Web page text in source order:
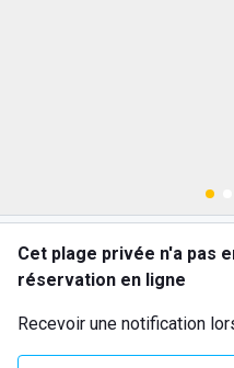
Cet plage privée n'a pas
réservation en ligne
Recevoir une notification